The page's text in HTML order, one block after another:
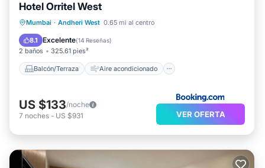
Hotel Orritel West
Mumbai · Andheri West 0.65 mi al centro
8.1 Excelente(14 Reseñas)
2 baños 325.61 pies²
Balcón/Terraza Aire acondicionado
Balcón/Terraza
Aire acondicionado
Internet
Apto para niños
US $133/noche
7 noches - US $931 VER OFERTA